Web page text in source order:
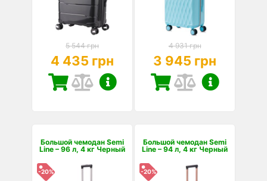
5 544 грн
4 435 грн
4 931 грн
3 945 грн
Большой чемодан Semi
Line – 96 л, 4 кг Черный
-20%
Большой чемодан Semi
Line – 94 л, 4 кг Черный
-20%